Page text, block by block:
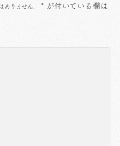
ありません。 * が付いている欄は